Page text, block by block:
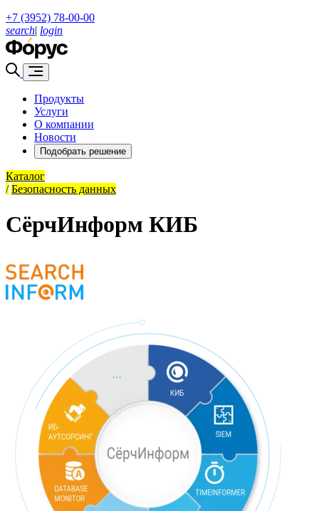
+7 (3952) 78-00-00
search| login
Продукты
Услуги
О компании
Новости
Подобрать решение
Каталог
/ Безопасность данных
СёрчИнформ КИБ